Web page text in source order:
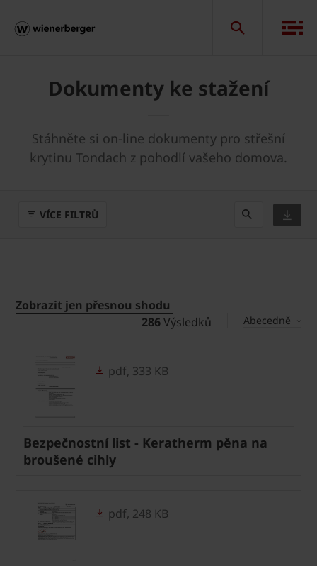
Dokumenty ke stažení
Stáhněte si on-line dokumenty pro střešní
krytinu Tondach z pohodlí vašeho domova.
VÍCE FILTRŮ
Zobrazit jen přesnou shodu
286Výsledků Abecedně
pdf, 333 KB
Bezpečnostní list - Keratherm pěna na
broušené cihly
pdf, 248 KB